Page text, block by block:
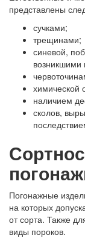
представлены
сучками;
трещинами;
синевой,
возникшими
химической
наличием
сколов,
Погонажные
на которых
от сорта. Также
виды пороков.